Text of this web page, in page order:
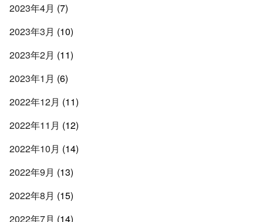
2023年4月 (7)
2023年3月 (10)
2023年2月 (11)
2023年1月 (6)
2022年12月 (11)
2022年11月 (12)
2022年10月 (14)
2022年9月 (13)
2022年8月 (15)
2022年7月 (14)